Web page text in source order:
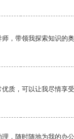
，带领我探索知识的奥
质，可以让我尽情享受
，随时随地为我的办